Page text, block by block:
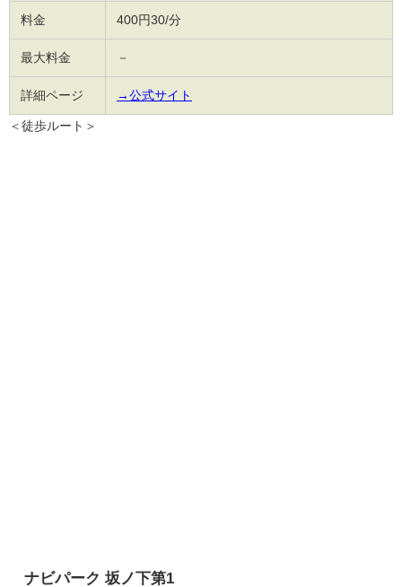
料金 400円30/分
最大料金 －
詳細ページ →公式サイト
＜徒歩ルート＞
ナビパーク 坂ノ下第1